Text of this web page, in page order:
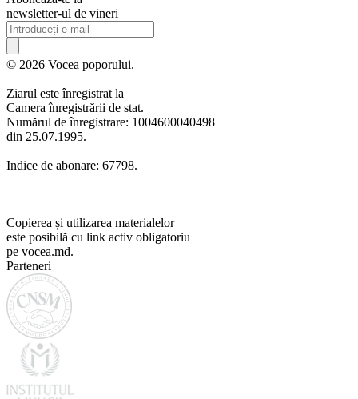
newsletter-ul de vineri
© 2026 Vocea poporului.
Ziarul este înregistrat la
Camera înregistrării de stat.
Numărul de înregistrare: 1004600040498
din 25.07.1995.
Indice de abonare: 67798.
Copierea și utilizarea materialelor
este posibilă cu link activ obligatoriu
pe vocea.md.
Parteneri